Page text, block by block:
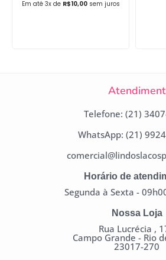
Em até 3x de R$10,00 sem juros
Telefone: (21)
WhatsApp: (21)
Horário de
Segunda à Sexta -
Nossa Loja
Rua Lucrécia ,
Campo Grande - Rio
23017-270